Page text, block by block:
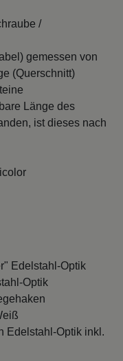
/
gemessen von
(Querschnitt)
Länge des
ist dieses nach
Edelstahl-Optik
Optik
Edelstahl-Optik inkl.